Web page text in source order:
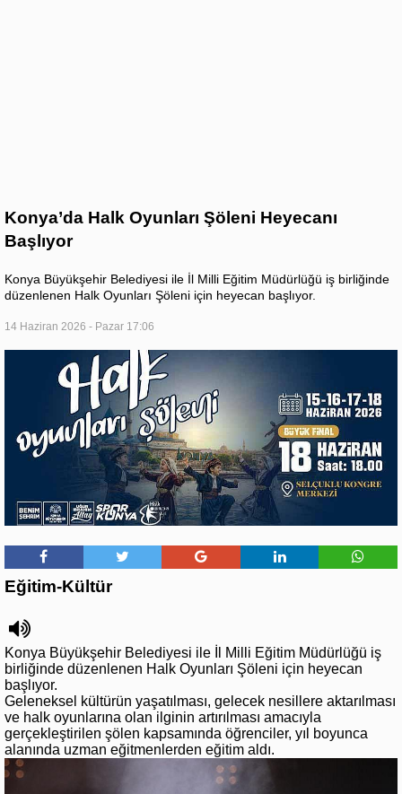
Konya’da Halk Oyunları Şöleni Heyecanı
Başlıyor
Konya Büyükşehir Belediyesi ile İl Milli Eğitim Müdürlüğü iş birliğinde
düzenlenen Halk Oyunları Şöleni için heyecan başlıyor.
14 Haziran 2026 - Pazar 17:06
Eğitim-Kültür
Konya Büyükşehir Belediyesi ile İl Milli Eğitim Müdürlüğü iş
birliğinde düzenlenen Halk Oyunları Şöleni için heyecan
başlıyor.
Geleneksel kültürün yaşatılması, gelecek nesillere aktarılması
ve halk oyunlarına olan ilginin artırılması amacıyla
gerçekleştirilen şölen kapsamında öğrenciler, yıl boyunca
alanında uzman eğitmenlerden eğitim aldı.